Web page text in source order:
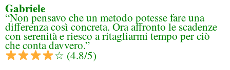
Gabriele
“Non pensavo che un metodo potesse fare una
differenza così concreta. Ora affronto le scadenze
con serenità e riesco a ritagliarmi tempo per ciò
che conta davvero.”
☆ (4.8/5)